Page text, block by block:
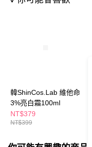
韓ShinCos.Lab 維他命
3%亮白霜100ml
NT$379
NT$399